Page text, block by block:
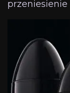
przeniesienie